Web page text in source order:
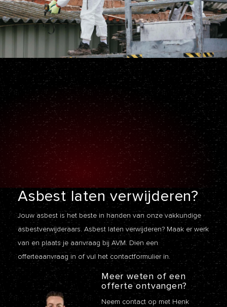
Asbest latenverwijderen?
Jouw asbest is het beste in handen van onze vakkundige
asbestverwijderaars. Asbest laten verwijderen? Maak er werk
van en plaats je aanvraag bij AVM. Dien een
offerteaanvraag in of vul het contactformulier in.
Meer weten of een
offerte ontvangen?
Neem contact op met Henk